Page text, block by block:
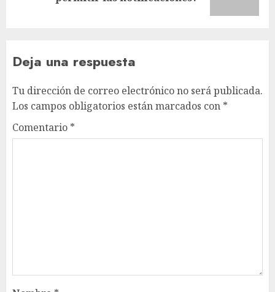
entrada:
Deja una respuesta
Tu dirección de correo electrónico no será publicada.
Los campos obligatorios están marcados con *
Comentario *